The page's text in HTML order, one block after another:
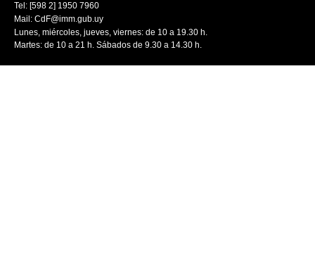
Tel: [598 2] 1950 7960
Mail: CdF@imm.gub.uy
Lunes, miércoles, jueves, viernes: de 10 a 19.30 h.
Martes: de 10 a 21 h. Sábados de 9.30 a 14.30 h.